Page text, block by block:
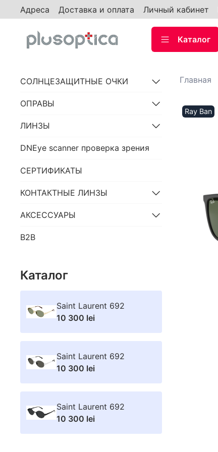
Адреса Доставка и оплата Личный кабинет
Каталог
Главная
Ray Ban
СОЛНЦЕЗАЩИТНЫЕ ОЧКИ
ОПРАВЫ
ЛИНЗЫ
DNEye scanner проверка зрения
СЕРТИФИКАТЫ
КОНТАКТНЫЕ ЛИНЗЫ
АКСЕССУАРЫ
B2B
Каталог
Saint Laurent 692
10 300 lei
Saint Laurent 692
10 300 lei
Saint Laurent 692
10 300 lei